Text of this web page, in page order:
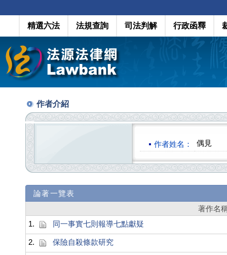
精選六法 法規查詢 司法判解 行政函釋
作者介紹
作者姓名： 偶見
論著一覽表
著作名
1.
同一事實七則報導七點獻疑
2. 保險自殺條款研究